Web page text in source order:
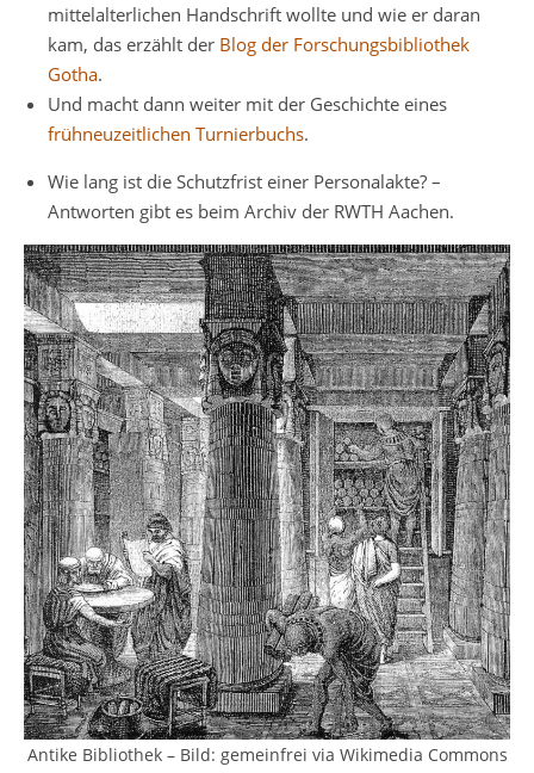
mittelalterlichen Handschrift wollte und wie er daran
kam, das erzählt der Blog der Forschungsbibliothek
Gotha.
Und macht dann weiter mit der Geschichte eines
frühneuzeitlichen Turnierbuchs.
Wie lang ist die Schutzfrist einer Personalakte? –
Antworten gibt es beim Archiv der RWTH Aachen.
Antike Bibliothek – Bild: gemeinfrei via Wikimedia Commons